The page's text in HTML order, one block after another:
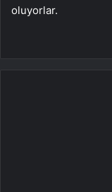
oluyorlar.